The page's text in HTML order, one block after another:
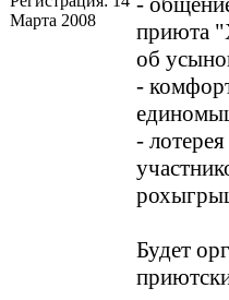
Марта 2008
приюта
об
-
-
Будет